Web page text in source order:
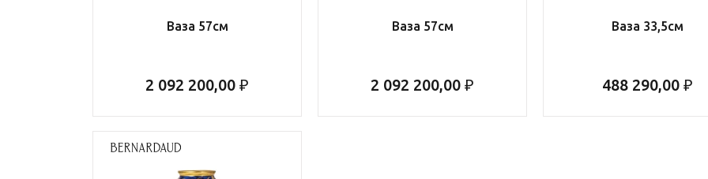
Ваза 57см
2 092 200,00 ₽
Ваза 57см
2 092 200,00 ₽
Ваза 33,5см
488 290,00 ₽